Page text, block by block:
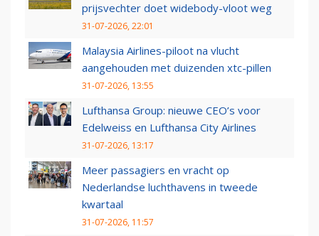
prijsvechter doet widebody-vloot weg
31-07-2026, 22:01
Malaysia Airlines-piloot na vlucht
aangehouden met duizenden xtc-pillen
31-07-2026, 13:55
Lufthansa Group: nieuwe CEO’s voor
Edelweiss en Lufthansa City Airlines
31-07-2026, 13:17
Meer passagiers en vracht op
Nederlandse luchthavens in tweede
kwartaal
31-07-2026, 11:57